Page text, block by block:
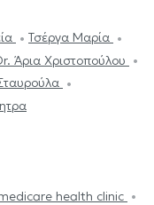
Τσέργα Μαρία
Άρια Χριστοπούλου
health clinic